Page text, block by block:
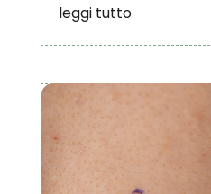
leggi tutto